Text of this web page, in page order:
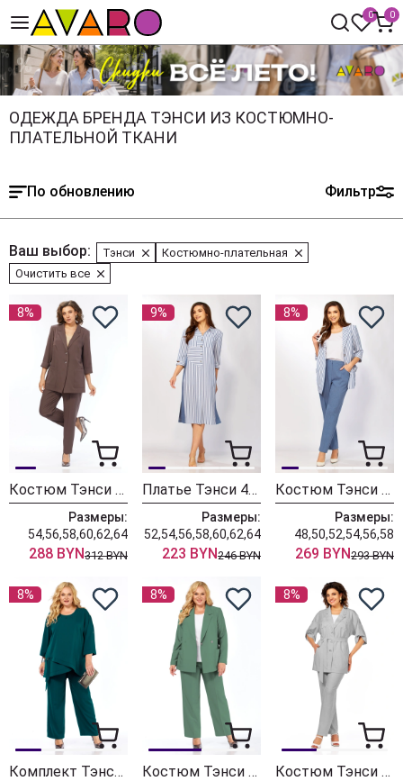
0 0
ОДЕЖДА БРЕНДА ТЭНСИ ИЗ КОСТЮМНО-
ПЛАТЕЛЬНОЙ ТКАНИ
По обновлению Фильтр
Ваш выбор: Тэнси
Костюмно-плательная
Очистить все
8%
Костюм Тэнси 416 шоколадный + бежевый
Размеры:
54,56,58,60,62,64
288 BYN312 BYN
9%
Платье Тэнси 411
Размеры:
52,54,56,58,60,62,64
223 BYN246 BYN
8%
Костюм Тэнси 371
Размеры:
48,50,52,54,56,58
269 BYN293 BYN
8%
Комплект Тэнси М-401
8%
Костюм Тэнси М-400 яблоко
8%
Костюм Тэнси 396 серый